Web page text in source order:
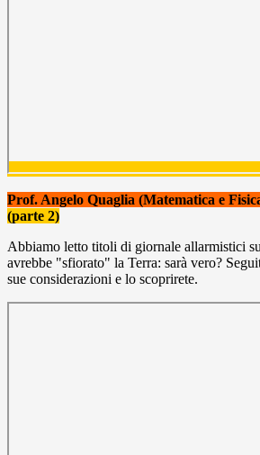
Prof. Angelo Quaglia (Matematica e
(parte 2)
Abbiamo letto titoli di giornale allarmistici
avrebbe "sfiorato" la Terra: sarà vero?
sue considerazioni e lo scoprirete.